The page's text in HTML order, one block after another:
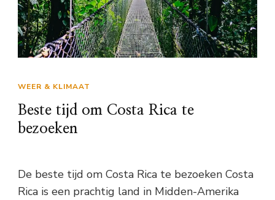
WEER & KLIMAAT
Beste tijd om Costa Rica te
bezoeken
De beste tijd om Costa Rica te bezoeken Costa
Rica is een prachtig land in Midden-Amerika